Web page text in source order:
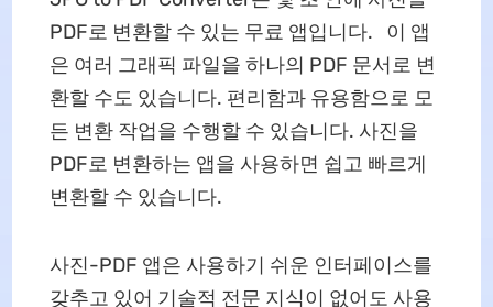
PDF로 변환할 수 있는 무료 앱입니다. 이 앱
은 여러 그래픽 파일을 하나의 PDF 문서로 변
환할 수도 있습니다. 편리함과 유용함으로 모
든 변환 작업을 수행할 수 있습니다. 사진을
PDF로 변환하는 앱을 사용하면 쉽고 빠르게
변환할 수 있습니다.
사진-PDF 앱은 사용하기 쉬운 인터페이스를
갖추고 있어 기술적 전문 지식이 없어도 사용